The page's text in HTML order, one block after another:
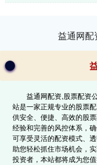
益通网配
益通网配资,股票配资
站是一家正规专业的股票
供安全、便捷、高效的股
经验和完善的风控体系，
可享受灵活的配资模式、
助您轻松抓住市场机会，
投资者，本站都将成为您值